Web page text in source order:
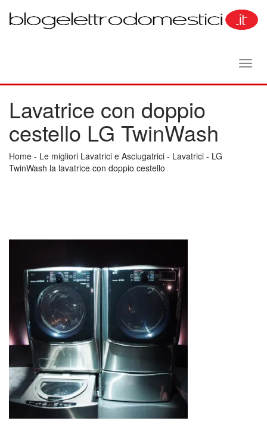
Lavatrice con doppio
cestello LG TwinWash
Home - Le migliori Lavatrici e Asciugatrici - Lavatrici - LG
TwinWash la lavatrice con doppio cestello